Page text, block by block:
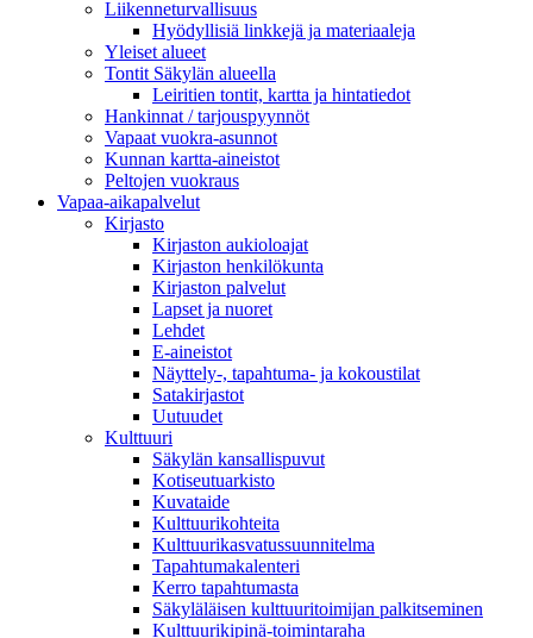
Liikenneturvallisuus
Hyödyllisiä linkkejä ja materiaaleja
Yleiset alueet
Tontit Säkylän alueella
Leiritien tontit, kartta ja hintatiedot
Hankinnat / tarjouspyynnöt
Vapaat vuokra-asunnot
Kunnan kartta-aineistot
Peltojen vuokraus
Vapaa-aika­palvelut
Kirjasto
Kirjaston aukioloajat
Kirjaston henkilökunta
Kirjaston palvelut
Lapset ja nuoret
Lehdet
E-aineistot
Näyttely-, tapahtuma- ja kokoustilat
Satakirjastot
Uutuudet
Kulttuuri
Säkylän kansallispuvut
Kotiseutuarkisto
Kuvataide
Kulttuurikohteita
Kulttuurikasvatussuunnitelma
Tapahtumakalenteri
Kerro tapahtumasta
Säkyläläisen kulttuuritoimijan palkitseminen
Kulttuurikipinä-toimintaraha